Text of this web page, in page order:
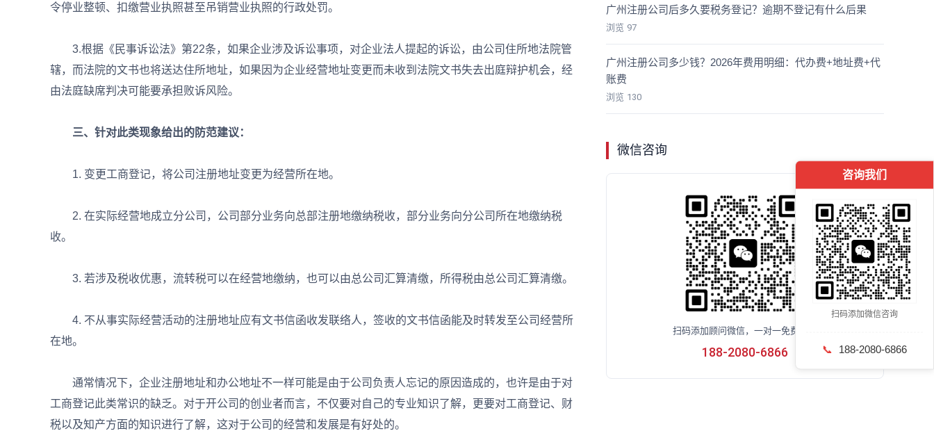
令停业整顿、扣缴营业执照甚至吊销营业执照的行政处罚。
3.根据《民事诉讼法》第22条，如果企业涉及诉讼事项，对企业法人提起的诉讼，由公司住所地法院管
辖，而法院的文书也将送达住所地址，如果因为企业经营地址变更而未收到法院文书失去出庭辩护机会，经
由法庭缺席判决可能要承担败诉风险。
三、针对此类现象给出的防范建议：
1. 变更工商登记，将公司注册地址变更为经营所在地。
2. 在实际经营地成立分公司，公司部分业务向总部注册地缴纳税收，部分业务向分公司所在地缴纳税
收。
3. 若涉及税收优惠，流转税可以在经营地缴纳，也可以由总公司汇算清缴，所得税由总公司汇算清缴。
4. 不从事实际经营活动的注册地址应有文书信函收发联络人，签收的文书信函能及时转发至公司经营所
在地。
通常情况下，企业注册地址和办公地址不一样可能是由于公司负责人忘记的原因造成的，也许是由于对
工商登记此类常识的缺乏。对于开公司的创业者而言，不仅要对自己的专业知识了解，更要对工商登记、财
税以及知产方面的知识进行了解，这对于公司的经营和发展是有好处的。
广州注册公司后多久要税务登记？逾期不登记有什么后果
浏览 97
广州注册公司多少钱？2026年费用明细：代办费+地址费+代
账费
浏览 130
微信咨询
扫码添加顾问微信，一对一免费咨询
188-2080-6866
咨询我们
扫码添加微信咨询
📞 188-2080-6866